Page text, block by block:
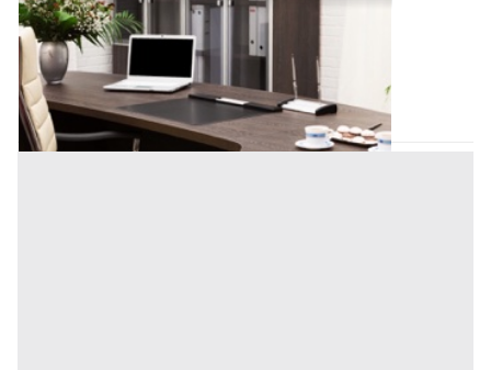
Padova (Padova)
Offerta minima
123.750 € 165.000 €
Codice asta:AI335792
Asta chiusa